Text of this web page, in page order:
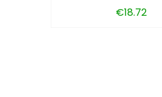
€18.72